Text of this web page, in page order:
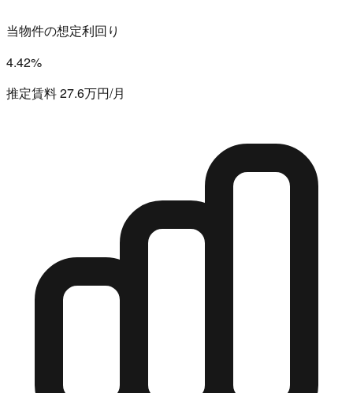
当物件の想定利回り
4.42%
推定賃料 27.6万円/月